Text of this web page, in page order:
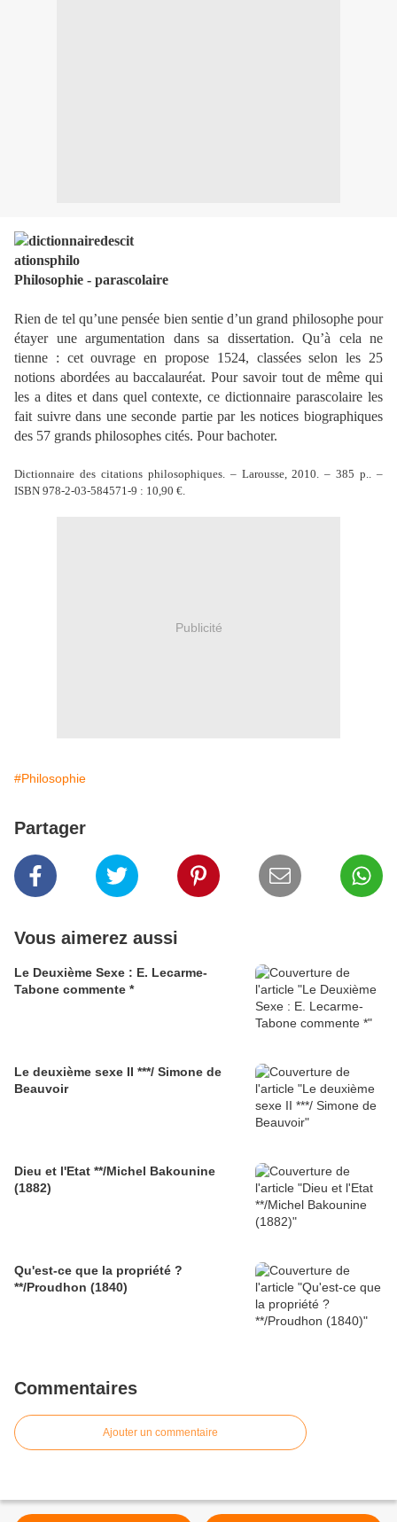
Philosophie - parascolaire
Rien de tel qu’une pensée bien sentie d’un grand philosophe pour
étayer une argumentation dans sa dissertation. Qu’à cela ne
tienne : cet ouvrage en propose 1524, classées selon les 25
notions abordées au baccalauréat. Pour savoir tout de même qui
les a dites et dans quel contexte, ce dictionnaire parascolaire les
fait suivre dans une seconde partie par les notices biographiques
des 57 grands philosophes cités. Pour bachoter.
Dictionnaire des citations philosophiques. – Larousse, 2010. – 385 p.. –
ISBN 978-2-03-584571-9 : 10,90 €.
Publicité
#Philosophie
Partager
Vous aimerez aussi
Le Deuxième Sexe : E. Lecarme-
Tabone commente *
Le deuxième sexe II ***/ Simone de
Beauvoir
Dieu et l'Etat **/Michel Bakounine
(1882)
Qu'est-ce que la propriété ?
**/Proudhon (1840)
Commentaires
Ajouter un commentaire